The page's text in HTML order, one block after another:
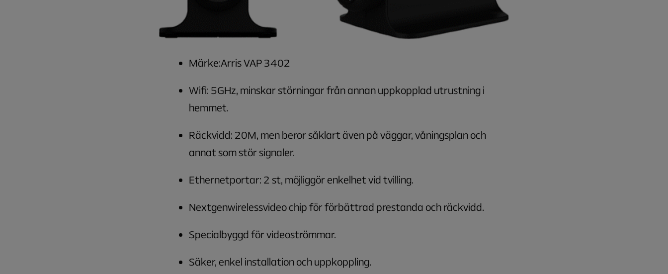
Märke:Arris VAP 3402
Wifi: 5GHz, minskar störningar från annan uppkopplad utrustning i
hemmet.
Räckvidd: 20M, men beror såklart även på väggar, våningsplan och
annat som stör signaler.
Ethernetportar: 2 st, möjliggör enkelhet vid tvilling.
Nextgenwirelessvideo chip för förbättrad prestanda och räckvidd.
Specialbyggd för videoströmmar.
Säker, enkel installation och uppkoppling.